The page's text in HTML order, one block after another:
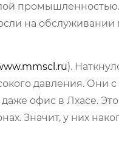
на обслуживании
).
давления. Они с
офис в Лхасе.
Значит, у них